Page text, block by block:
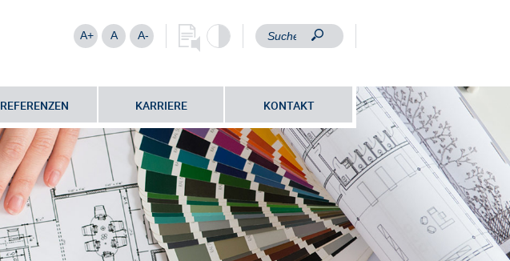
A+ A A-
REFERENZEN KARRIERE KONTAKT